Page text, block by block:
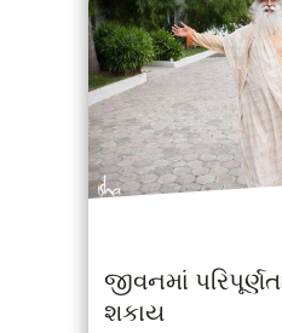
જીવનમાં
શકાય